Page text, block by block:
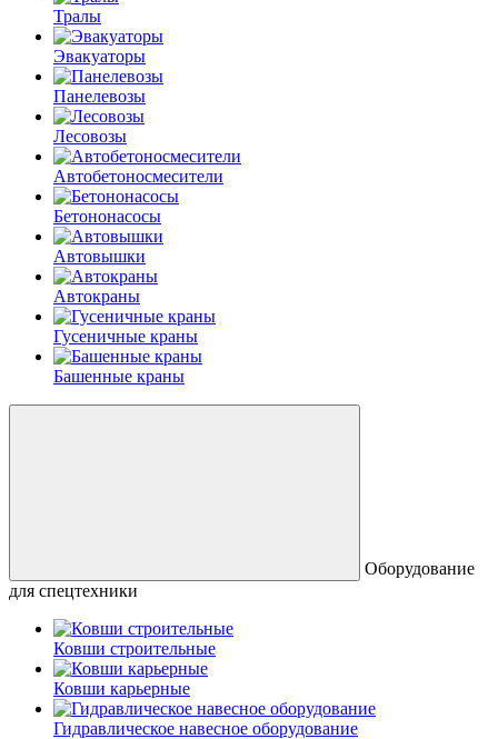
Тралы
Эвакуаторы
Панелевозы
Лесовозы
Автобетоно­смесители
Бетононасосы
Автовышки
Автокраны
Гусеничные краны
Башенные краны
Оборудование
для спецтехники
Ковши строительные
Ковши карьерные
Гидравлическое навесное оборудование